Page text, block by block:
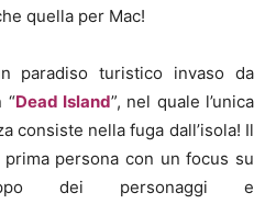
quella per Mac!
paradiso turistico invaso da
“Dead Island”, nel quale l’unica
consiste nella fuga dall’isola! Il
persona con un focus su
dei personaggi e